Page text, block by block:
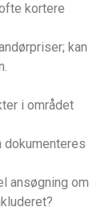
kortere
kan
i området
dokumenteres
ansøgning om